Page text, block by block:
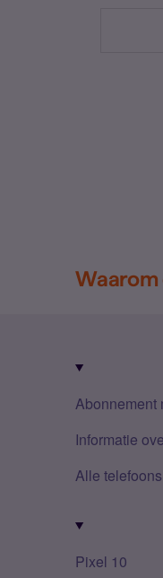
Waarom
Abonnement
Informatie
Alle telefoons
Pixel 10